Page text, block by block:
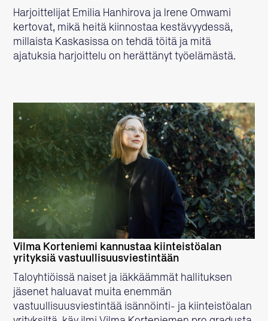
Harjoittelijat Emilia Hanhirova ja Irene Omwami
kertovat, mikä heitä kiinnostaa kestävyydessä,
millaista Kaskasissa on tehdä töitä ja mitä
ajatuksia harjoittelu on herättänyt työelämästä.
LUE LISÄÄ
Vilma Korteniemi kannustaa kiinteistöalan
yrityksiä vastuullisuusviestintään
Taloyhtiöissä naiset ja iäkkäämmät hallituksen
jäsenet haluavat muita enemmän
vastuullisuusviestintää isännöinti- ja kiinteistöalan